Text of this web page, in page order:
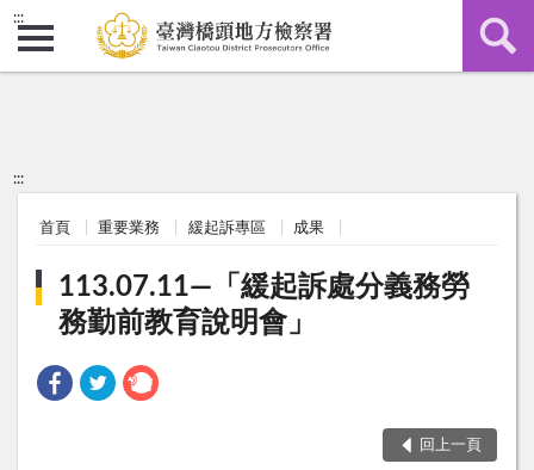
:::
:::
首頁 重要業務 緩起訴專區 成果
113.07.11—「緩起訴處分義務勞
務勤前教育說明會」
回上一頁